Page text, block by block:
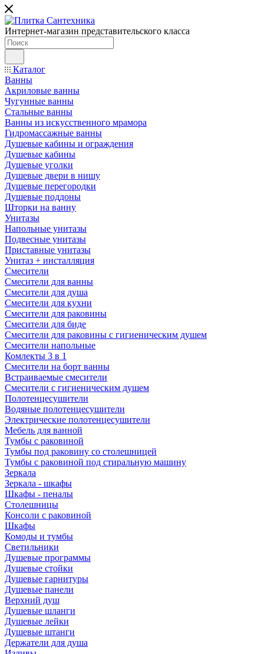
Интернет-магазин представительского класса
Каталог
Ванны
Акриловые ванны
Чугунные ванны
Стальные ванны
Ванны из искусственного мрамора
Гидромассажные ванны
Душевые кабины и ограждения
Душевые кабины
Душевые уголки
Душевые двери в нишу
Душевые перегородки
Душевые поддоны
Шторки на ванну
Унитазы
Напольные унитазы
Подвесные унитазы
Приставные унитазы
Унитаз + инсталляция
Смесители
Смесители для ванны
Смесители для душа
Смесители для кухни
Смесители для раковины
Смесители для биде
Смесители для раковины с гигиеническим душем
Смесители напольные
Комлекты 3 в 1
Смесители на борт ванны
Встраиваемые смесители
Смесители с гигиеническим душем
Полотенцесушители
Водяные полотенцесушители
Электрические полотенцесушители
Мебель для ванной
Тумбы с раковиной
Тумбы под раковину со столешницей
Тумбы с раковиной под стиральную машину
Зеркала
Зеркала - шкафы
Шкафы - пеналы
Столешницы
Консоли с раковиной
Шкафы
Комоды и тумбы
Светильники
Душевые программы
Душевые стойки
Душевые гарнитуры
Душевые панели
Верхний душ
Душевые шланги
Душевые лейки
Душевые штанги
Держатели для душа